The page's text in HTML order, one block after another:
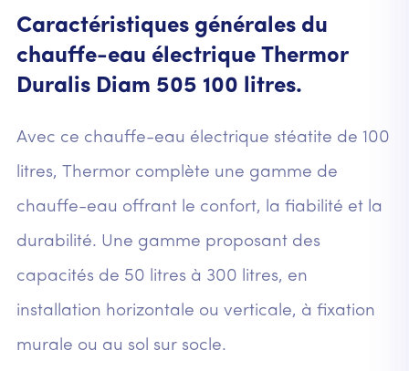
Caractéristiques générales du
chauffe-eau électrique Thermor
Duralis Diam 505 100 litres.
Avec ce chauffe-eau électrique stéatite de 100
litres, Thermor complète une gamme de
chauffe-eau offrant le confort, la fiabilité et la
durabilité. Une gamme proposant des
capacités de 50 litres à 300 litres, en
installation horizontale ou verticale, à fixation
murale ou au sol sur socle.